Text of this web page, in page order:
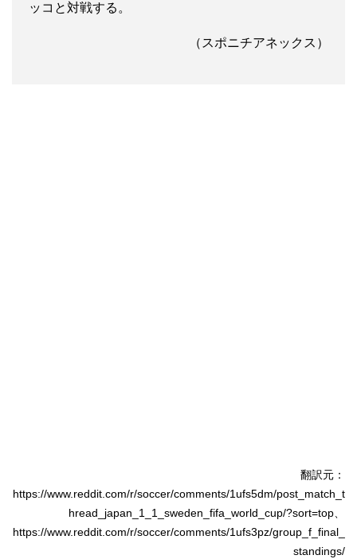
ッコと対戦する。
（スポニチアネックス）
翻訳元：
https://www.reddit.com/r/soccer/comments/1ufs5dm/post_match_t
hread_japan_1_1_sweden_fifa_world_cup/?sort=top、
https://www.reddit.com/r/soccer/comments/1ufs3pz/group_f_final_
standings/